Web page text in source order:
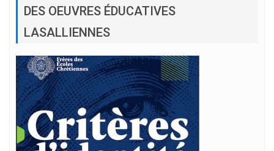
DES OEUVRES ÉDUCATIVES
LASALLIENNES